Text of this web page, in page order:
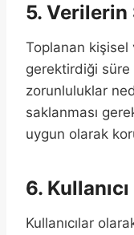
5. Verilerin
Toplanan kişisel
gerektirdiği süre
zorunluluklar
saklanması
uygun olarak
6.
Kullanıcılar